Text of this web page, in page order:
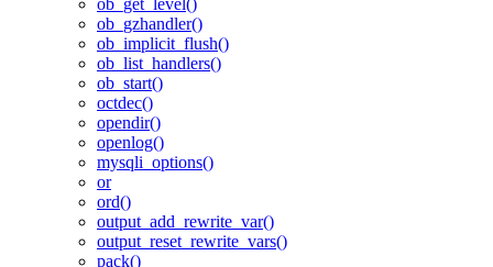
ob_get_level()
ob_gzhandler()
ob_implicit_flush()
ob_list_handlers()
ob_start()
octdec()
opendir()
openlog()
mysqli_options()
or
ord()
output_add_rewrite_var()
output_reset_rewrite_vars()
pack()